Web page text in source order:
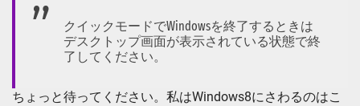
クイックモードでWindowsを終了するときは
デスクトップ画面が表示されている状態で終
了してください。
ちょっと待ってください。私はWindows8にさわるのはこ